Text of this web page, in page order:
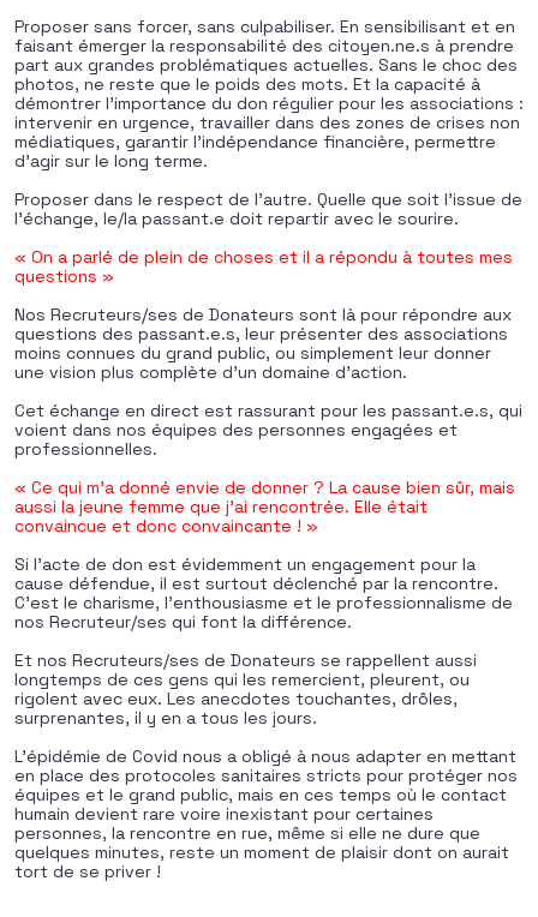
Proposer sans forcer, sans culpabiliser. En sensibilisant et en
faisant émerger la responsabilité des citoyen.ne.s à prendre
part aux grandes problématiques actuelles. Sans le choc des
photos, ne reste que le poids des mots. Et la capacité à
démontrer l’importance du don régulier pour les associations :
intervenir en urgence, travailler dans des zones de crises non
médiatiques, garantir l’indépendance financière, permettre
d’agir sur le long terme.
Proposer dans le respect de l’autre. Quelle que soit l’issue de
l’échange, le/la passant.e doit repartir avec le sourire.
« On a parlé de plein de choses et il a répondu à toutes mes
questions »
Nos Recruteurs/ses de Donateurs sont là pour répondre aux
questions des passant.e.s, leur présenter des associations
moins connues du grand public, ou simplement leur donner
une vision plus complète d’un domaine d’action.
Cet échange en direct est rassurant pour les passant.e.s, qui
voient dans nos équipes des personnes engagées et
professionnelles.
« Ce qui m’a donné envie de donner ? La cause bien sûr, mais
aussi la jeune femme que j’ai rencontrée. Elle était
convaincue et donc convaincante ! »
Si l’acte de don est évidemment un engagement pour la
cause défendue, il est surtout déclenché par la rencontre.
C’est le charisme, l’enthousiasme et le professionnalisme de
nos Recruteur/ses qui font la différence.
Et nos Recruteurs/ses de Donateurs se rappellent aussi
longtemps de ces gens qui les remercient, pleurent, ou
rigolent avec eux. Les anecdotes touchantes, drôles,
surprenantes, il y en a tous les jours.
L’épidémie de Covid nous a obligé à nous adapter en mettant
en place des protocoles sanitaires stricts pour protéger nos
équipes et le grand public, mais en ces temps où le contact
humain devient rare voire inexistant pour certaines
personnes, la rencontre en rue, même si elle ne dure que
quelques minutes, reste un moment de plaisir dont on aurait
tort de se priver !